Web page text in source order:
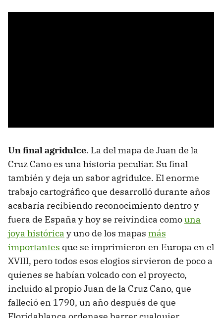
Un final agridulce. La del mapa de Juan de la
Cruz Cano es una historia peculiar. Su final
también y deja un sabor agridulce. El enorme
trabajo cartográfico que desarrolló durante años
acabaría recibiendo reconocimiento dentro y
fuera de España y hoy se reivindica comouna
joya histórica y uno de los mapas más
importantes que se imprimieron en Europa en el
XVIII, pero todos esos elogios sirvieron de poco a
quienes se habían volcado con el proyecto,
incluido al propio Juan de la Cruz Cano, que
falleció en 1790, un año después de que